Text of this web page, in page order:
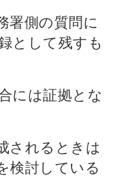
署側の質問に
として残すも
には証拠とな
されるときは
検討している